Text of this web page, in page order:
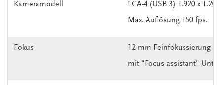
Kameramodell
LCA-4 (USB 3) 1.920 x
Max. Auflösung 150 fps.
Fokus
12 mm Feinfokussierung
mit "Focus assistant"-